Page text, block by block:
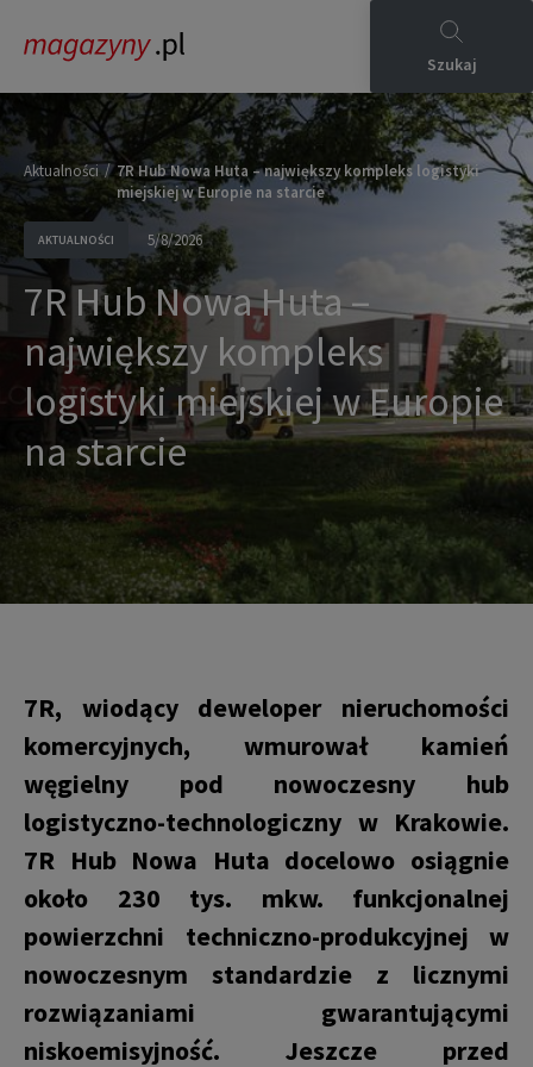
Szukaj
Aktualności / 7R Hub Nowa Huta – największy kompleks logistyki
miejskiej w Europie na starcie
AKTUALNOŚCI 5/8/2026
7R Hub Nowa Huta –
największy kompleks
logistyki miejskiej w Europie
na starcie
7R, wiodący deweloper nieruchomości
komercyjnych, wmurował kamień
węgielny pod nowoczesny hub
logistyczno-technologiczny w Krakowie.
7R Hub Nowa Huta docelowo osiągnie
około 230 tys. mkw. funkcjonalnej
powierzchni techniczno-produkcyjnej w
nowoczesnym standardzie z licznymi
rozwiązaniami gwarantującymi
niskoemisyjność. Jeszcze przed